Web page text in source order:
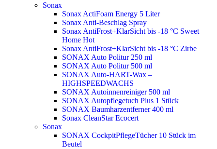
Sonax
Sonax ActiFoam Energy 5 Liter
Sonax Anti-Beschlag Spray
Sonax AntiFrost+KlarSicht bis -18 °C Sweet
Home Hot
Sonax AntiFrost+KlarSicht bis -18 °C Zirbe
SONAX Auto Politur 250 ml
SONAX Auto Politur 500 ml
SONAX Auto-HART-Wax –
HIGHSPEEDWACHS
SONAX Autoinnenreiniger 500 ml
SONAX Autopflegetuch Plus 1 Stück
SONAX Baumharzentferner 400 ml
Sonax CleanStar Ecocert
Sonax
SONAX CockpitPflegeTücher 10 Stück im
Beutel